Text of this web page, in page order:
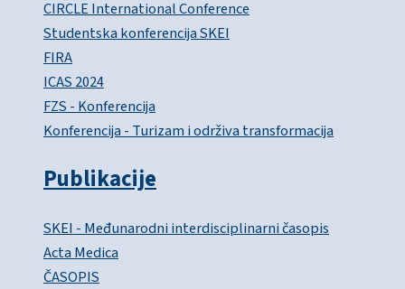
CIRCLE International Conference
Studentska konferencija SKEI
FIRA
ICAS 2024
FZS - Konferencija
Konferencija - Turizam i održiva transformacija
Publikacije
SKEI - Međunarodni interdisciplinarni časopis
Acta Medica
ČASOPIS